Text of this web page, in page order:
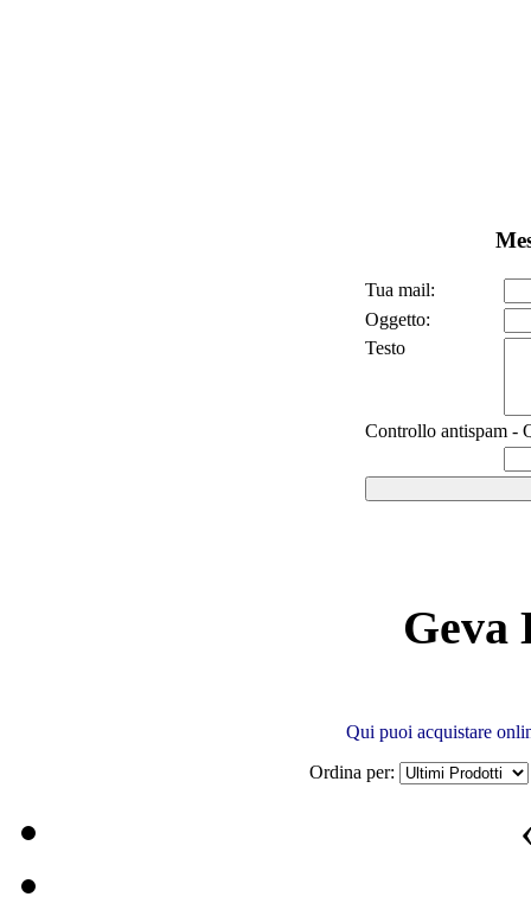
Tua mail:
Oggetto:
Testo
Controllo antispam -
Qui puoi acquistare
Ordina per: